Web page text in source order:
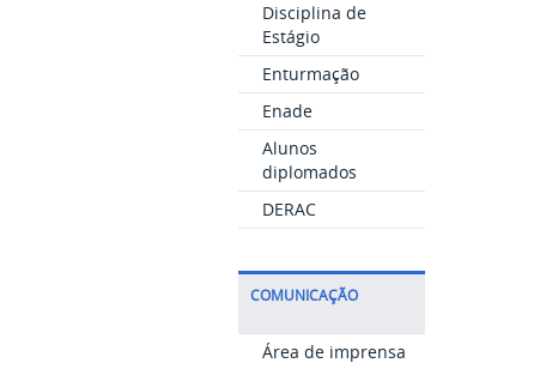
Disciplina de
Estágio
Enturmação
Enade
Alunos
diplomados
DERAC
COMUNICAÇÃO
Área de imprensa